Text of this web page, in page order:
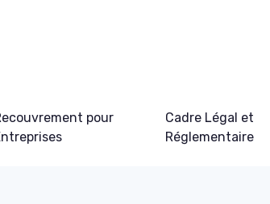
pour
Cadre Légal et
Réglementaire